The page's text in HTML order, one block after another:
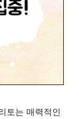
토는 매력적인